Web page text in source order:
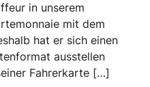
in unserem
mit dem
hat er sich einen
ausstellen
Fahrerkarte […]